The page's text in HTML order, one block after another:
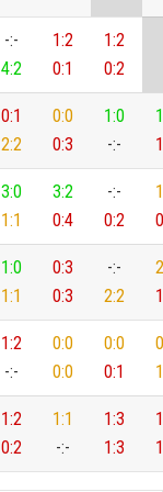
-:-
4:2
1:2
0:1
1:2
0:2
0:1
2:2
0:0
0:3
1:0
-:-
3:0
1:1
3:2
0:4
-:-
0:2
1:0
1:1
0:3
0:3
-:-
2:2
1:2
-:-
0:0
0:0
0:0
0:1
1:2
0:2
1:1
-:-
1:3
1:3